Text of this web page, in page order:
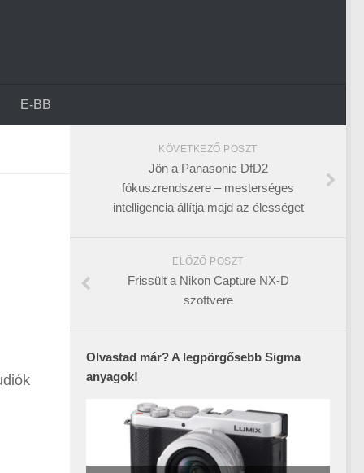
E-BB
KÖVETKEZŐ POSZT
Jön a Panasonic DfD2
fókuszrendszere – mesterséges
intelligencia állítja majd az élességet
ELŐZŐ POSZT
Frissült a Nikon Capture NX-D
szoftvere
Olvastad már? A legpörgősebb Sigma
anyagok!